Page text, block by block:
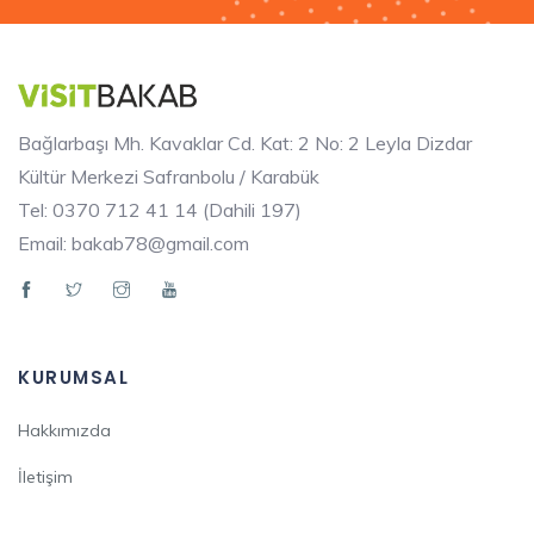
Bağlarbaşı Mh. Kavaklar Cd. Kat: 2 No: 2 Leyla Dizdar
Kültür Merkezi Safranbolu / Karabük
Tel: 0370 712 41 14 (Dahili 197)
Email: bakab78@gmail.com
KURUMSAL
Hakkımızda
İletişim